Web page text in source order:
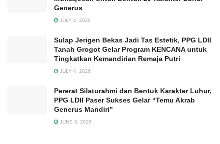
Generus
JULY 4, 2026
Sulap Jerigen Bekas Jadi Tas Estetik, PPG LDII
Tanah Grogot Gelar Program KENCANA untuk
Tingkatkan Kemandirian Remaja Putri
JULY 4, 2026
Pererat Silaturahmi dan Bentuk Karakter Luhur,
PPG LDII Paser Sukses Gelar “Temu Akrab
Generus Mandiri”
JUNE 3, 2026